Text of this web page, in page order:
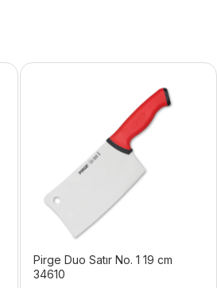
Pirge Duo Satır No. 1 19 cm
34610